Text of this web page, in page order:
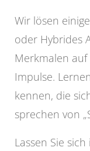
Wir lösen
oder Hybrides
Merkmalen
Impulse.
kennen, die
sprechen von
Lassen Sie